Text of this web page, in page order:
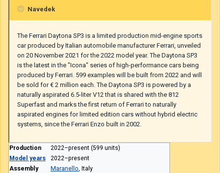
Navedek
The Ferrari Daytona SP3 is a limited production mid-engine sports
car produced by Italian automobile manufacturer Ferrari, unveiled
on 20 November 2021 for the 2022 model year. The Daytona SP3
is the latest in the "Icona" series of high-performance cars being
produced by Ferrari. 599 examples will be built from 2022 and will
be sold for € 2 million each. The Daytona SP3 is powered by a
naturally aspirated 6.5-liter V12 that is shared with the 812
Superfast and marks the first return of Ferrari to naturally
aspirated engines for limited edition cars without hybrid electric
systems, since the Ferrari Enzo built in 2002.
Production
2022–present (599 units)
Model years
2022–present
Assembly
Maranello, Italy